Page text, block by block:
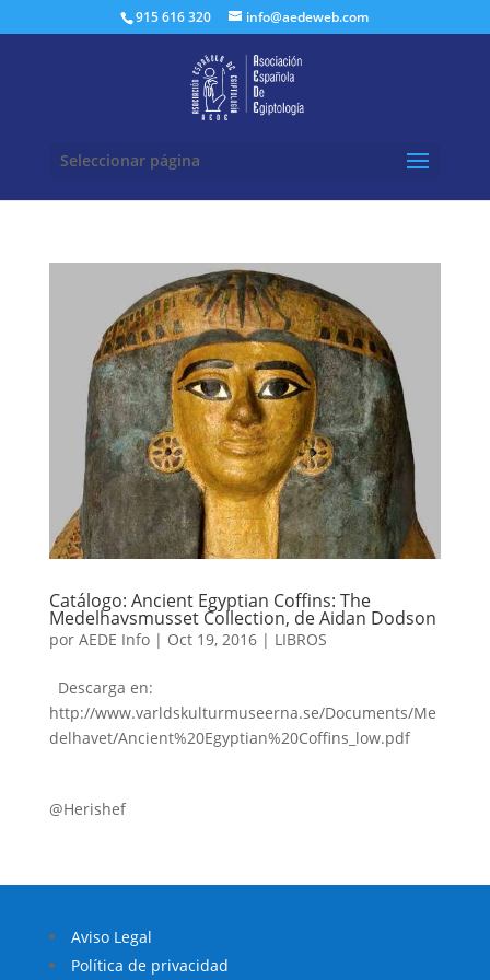
915 616 320 info@aedeweb.com
Seleccionar página
Catálogo: Ancient Egyptian Coffins: The
Medelhavsmusset Collection, de Aidan Dodson
por AEDE Info| Oct 19, 2016| LIBROS
Descarga en:
http://www.varldskulturmuseerna.se/Documents/Me
delhavet/Ancient%20Egyptian%20Coffins_low.pdf
@Herishef
Aviso Legal
Política de privacidad